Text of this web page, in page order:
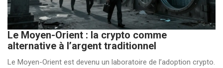
Le Moyen-Orient : la crypto comme
alternative à l’argent traditionnel
Le Moyen-Orient est devenu un laboratoire de l’adoption crypto.